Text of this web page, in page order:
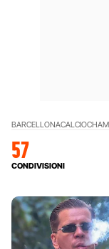
BARCELLONACALCIO
57
CONDIVISIONI